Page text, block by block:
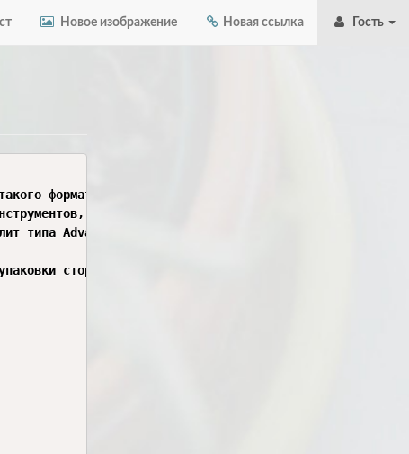
Новое изображение Новая ссылка Гость
формата, применяются два основных подхода:
позволяющий создавать пакеты из XML-
типа Advanced Installer, Advanced Repackager или
сторонней утилиты командной строки: